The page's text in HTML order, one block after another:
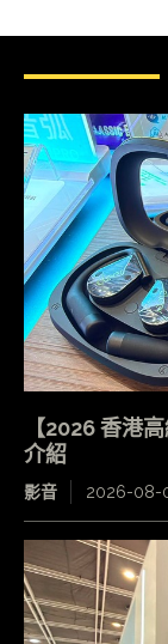
【2026 香港
介紹
影音 2026-08-